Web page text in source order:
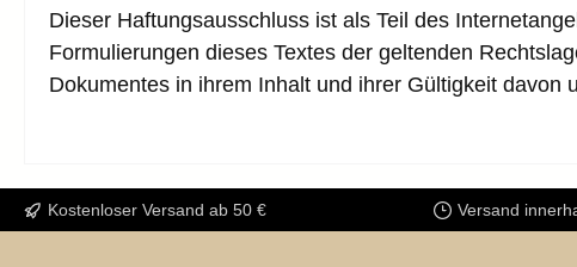
Dieser Haftungsausschluss ist als Teil des
Formulierungen dieses Textes der geltenden
Dokumentes in ihrem Inhalt und ihrer Gültigkeit davon
Kostenloser Versand ab 50 € Versand